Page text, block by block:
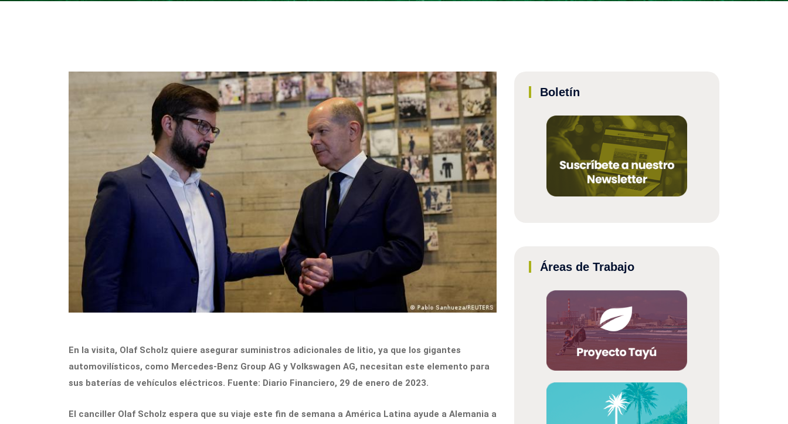
En la visita, Olaf Scholz quiere asegurar suministros adicionales de litio, ya que los gigantes
automovilísticos, como Mercedes-Benz Group AG y Volkswagen AG, necesitan este elemento para
sus baterías de vehículos eléctricos. Fuente: Diario Financiero, 29 de enero de 2023.
El canciller Olaf Scholz espera que su viaje este fin de semana a América Latina ayude a Alemania a
Boletín
Áreas de Trabajo